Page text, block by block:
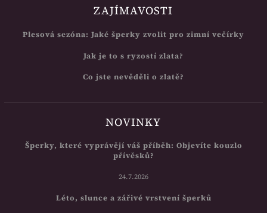
ZAJÍMAVOSTI
Plesová sezóna: Jaké šperky zvolit pro zimní večírky
Jak je to s ryzostí zlata?
Co jste nevěděli o zlatě?
NOVINKY
Šperky, které vyprávějí váš příběh: Objevíte kouzlo
přívěsků?
24.7.2026
Léto, slunce a zářivé vrstvení šperků